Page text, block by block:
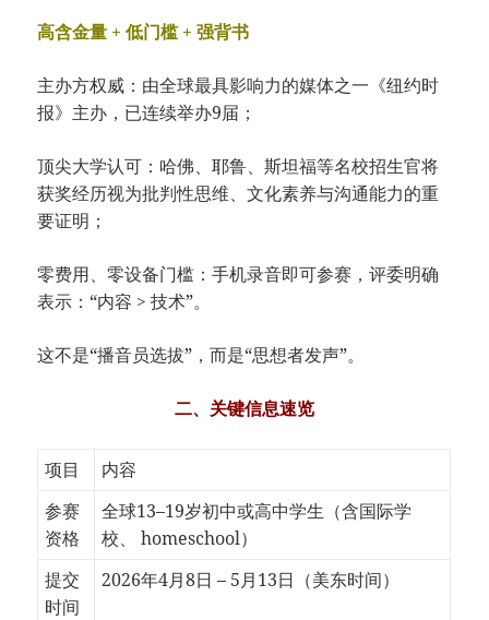
高含金量 + 低门槛 + 强背书
主办方权威：由全球最具影响力的媒体之一《纽约时
报》主办，已连续举办9届；
顶尖大学认可：哈佛、耶鲁、斯坦福等名校招生官将
获奖经历视为批判性思维、文化素养与沟通能力的重
要证明；
零费用、零设备门槛：手机录音即可参赛，评委明确
表示：“内容 > 技术”。
这不是“播音员选拔”，而是“思想者发声”。
二、关键信息速览
项目
内容
参赛
资格
全球13–19岁初中或高中学生（含国际学
校、 homeschool）
提交
时间
2026年4月8日 – 5月13日（美东时间）